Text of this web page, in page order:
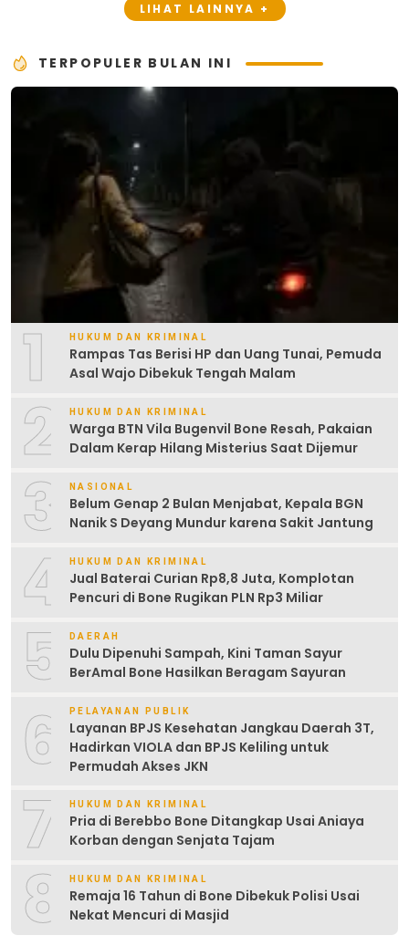
LIHAT LAINNYA +
TERPOPULER BULAN INI
1 HUKUM DAN KRIMINAL
Rampas Tas Berisi HP dan Uang Tunai, Pemuda
Asal Wajo Dibekuk Tengah Malam
2 HUKUM DAN KRIMINAL
Warga BTN Vila Bugenvil Bone Resah, Pakaian
Dalam Kerap Hilang Misterius Saat Dijemur
3 NASIONAL
Belum Genap 2 Bulan Menjabat, Kepala BGN
Nanik S Deyang Mundur karena Sakit Jantung
4 HUKUM DAN KRIMINAL
Jual Baterai Curian Rp8,8 Juta, Komplotan
Pencuri di Bone Rugikan PLN Rp3 Miliar
5 DAERAH
Dulu Dipenuhi Sampah, Kini Taman Sayur
BerAmal Bone Hasilkan Beragam Sayuran
6 PELAYANAN PUBLIK
Layanan BPJS Kesehatan Jangkau Daerah 3T,
Hadirkan VIOLA dan BPJS Keliling untuk
Permudah Akses JKN
7 HUKUM DAN KRIMINAL
Pria di Berebbo Bone Ditangkap Usai Aniaya
Korban dengan Senjata Tajam
8 HUKUM DAN KRIMINAL
Remaja 16 Tahun di Bone Dibekuk Polisi Usai
Nekat Mencuri di Masjid